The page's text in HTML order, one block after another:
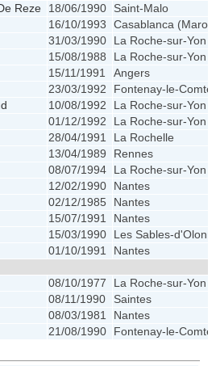
Reze
18/06/1990
Saint-Malo
16/10/1993
Casablanca
31/03/1990
La Roche-sur-Yon
15/08/1988
La Roche-sur-Yon
15/11/1991
Angers
23/03/1992
Fontenay-le-Comte
10/08/1992
La Roche-sur-Yon
01/12/1992
La Roche-sur-Yon
28/04/1991
La Rochelle
13/04/1989
Rennes
08/07/1994
La Roche-sur-Yon
12/02/1990
Nantes
02/12/1985
Nantes
15/07/1991
Nantes
15/03/1990
Les Sables-
01/10/1991
Nantes
08/10/1977
La Roche-sur-Yon
08/11/1990
Saintes
08/03/1981
Nantes
21/08/1990 Fontenay-le-Comte